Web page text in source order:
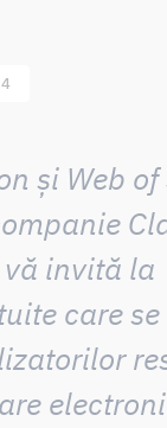
și Web of
invită
care